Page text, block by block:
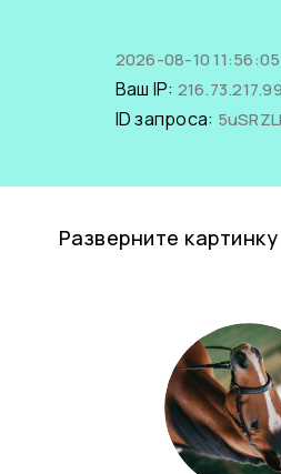
2026-08-10
Ваш IP: 216.73.217.99
ID запроса:
Разверните